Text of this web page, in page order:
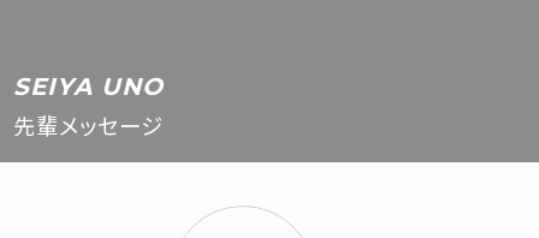
SEIYA UNO
先輩メッセージ